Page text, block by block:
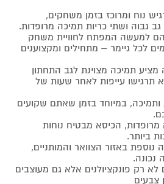
נוח ומרוכז בזמן משחקים,
גב גבוה ושתי כריות תמיכה מרופדות.
הם למעשה המפתח לחוויית משחק
לכל גיימר – מתחילים ומקצוענים
מציע תמיכה מצוינת לגב התחתון
תרגישו עייפות לאחר שעות של
ותמיכה, במיוחד בזמן שאתם שקועים
הכיסא מבטיח נוחות
ביותר.
באזור הצוואר והמותניים,
נכונה.
לא רק פונקציולנים אלא גם מעוצבים
צבעים